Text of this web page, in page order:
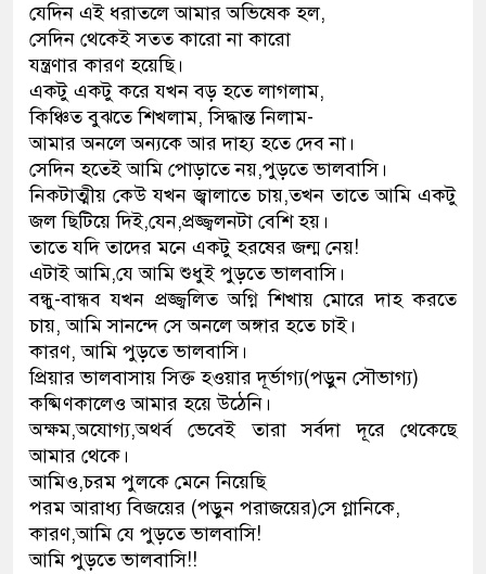
যেদিন এই ধরাতলে আমার অভিষেক হল,
সেদিন থেকেই সতত কারো না কারো
যন্ত্রণার কারণ হয়েছি।
একটু একটু করে যখন বড় হতে লাগলাম,
কিঞ্চিত বুঝতে শিখলাম, সিদ্ধান্ত নিলাম-
আমার অনলে অন্যকে আর দাহ্য হতে দেব না।
সেদিন হতেই আমি পোড়াতে নয়,পুড়তে ভালবাসি।
নিকটাত্মীয় কেউ যখন জ্বালাতে চায়,তখন তাতে আমি একটু
জল ছিটিয়ে দিই,যেন,প্রজ্জ্বলনটা বেশি হয়।
তাতে যদি তাদের মনে একটু হরষের জন্ম নেয়!
এটাই আমি,যে আমি শুধুই পুড়তে ভালবাসি।
বন্ধু-বান্ধব যখন প্রজ্জ্বলিত অগ্নি শিখায় মোরে দাহ করতে
চায়, আমি সানন্দে সে অনলে অঙ্গার হতে চাই।
কারণ, আমি পুড়তে ভালবাসি।
প্রিয়ার ভালবাসায় সিক্ত হওয়ার দূর্ভাগ্য(পড়ুন সৌভাগ্য)
কষ্মিণকালেও আমার হয়ে উঠেনি।
অক্ষম,অযোগ্য,অথর্ব ভেবেই তারা সর্বদা দূরে থেকেছে
আমার থেকে।
আমিও,চরম পুলকে মেনে নিয়েছি
পরম আরাধ্য বিজয়ের (পড়ুন পরাজয়ের)সে গ্লানিকে,
কারণ,আমি যে পুড়তে ভালবাসি!
আমি পুড়তে ভালবাসি!!